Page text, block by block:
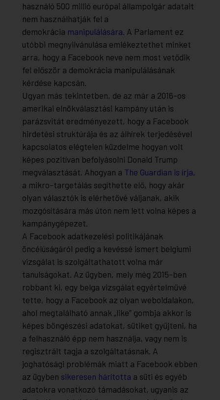
használó 500 millió európai állampolgár adatait
nem használhatják fel a
demokrácia manipulálására. A Parlament ez
utóbbi megnyilvánulása emlékeztethet minket
arra, hogy a Facebook neve nem most vetődik
fel először a demokrácia manipulálásának
kérdése kapcsán.
Ugyan más tekintetben, de az már a 2016-os
amerikai elnökválasztási kampány után is
parázsvitát eredményezett, hogy a Facebook
hirdetési struktúrája és az álhírek terjedésével
kapcsolatos elégtelen küzdelme hogyan volt
képes pozitívan befolyásolni Donald Trump
megválasztását. Ahogyan a The Guardian is írja,
a mikro-targetálás segíthette elő, hogy akár
olyan választók is elérhetővé váljanak, akik
mozgósítására más úton nem lett volna képes a
kampánygépezet.
A Facebook adatkezelési politikájának
öncélúságáról pedig a kevéssé ismert belgiumi
vizsgálat is szolgáltathatott volna már
tanulságokat. Az ügyben, mely még 2015-ben
robbant ki, egy belga vizsgálat egyértelművé
tette, hogy a Facebook az olyan weboldalakon,
ahol megtalálható annak „like” gombja akkor is
képes böngészési adatokat, sütiket gyűjteni, ha
a felhasználó épp nem használja, vagy nem is
regisztrált tagja a szolgáltatásnak. A
joghatósági problémák miatt a Facebook ebben
az ügyben sikeresen hárította a süti és egyéb
adatokra vonatkozó támadásokat, ugyanis az